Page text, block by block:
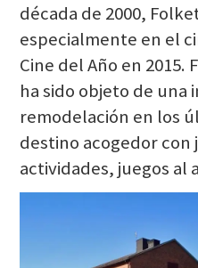
década de 2000,
especialmente en el
Cine del Año en 2015.
ha sido objeto de una
remodelación en los
destino acogedor con
actividades, juegos al